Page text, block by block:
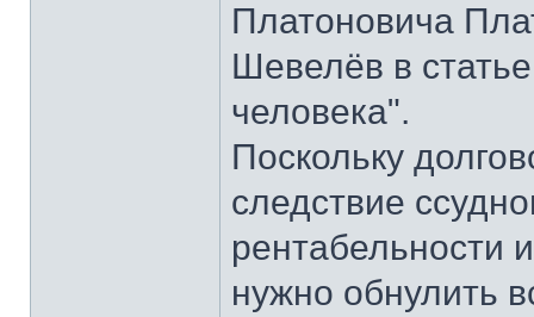
Платоновича
Шевелёв в
человека".
Поскольку
следствие
рентабельности
нужно обнулить